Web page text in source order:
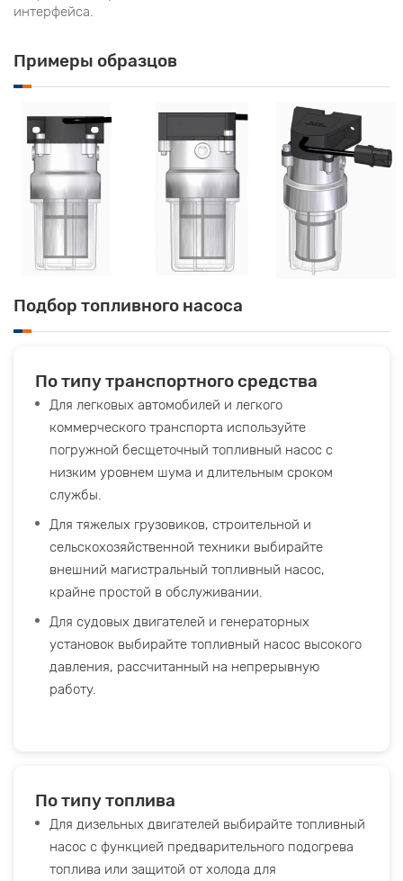
интерфейса.
Примеры образцов
Подбор топливного насоса
По типу транспортного средства
Для легковых автомобилей и легкого
коммерческого транспорта используйте
погружной бесщеточный топливный насос с
низким уровнем шума и длительным сроком
службы.
Для тяжелых грузовиков, строительной и
сельскохозяйственной техники выбирайте
внешний магистральный топливный насос,
крайне простой в обслуживании.
Для судовых двигателей и генераторных
установок выбирайте топливный насос высокого
давления, рассчитанный на непрерывную
работу.
По типу топлива
Для дизельных двигателей выбирайте топливный
насос с функцией предварительного подогрева
топлива или защитой от холода для